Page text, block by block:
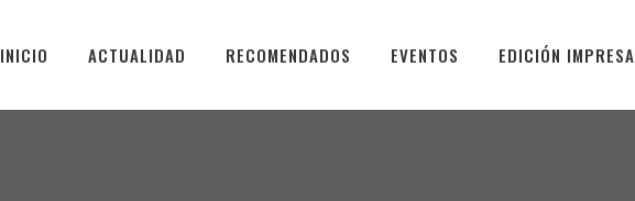
INICIO ACTUALIDAD RECOMENDADOS EVENTOS EDICIÓN IMPRESA